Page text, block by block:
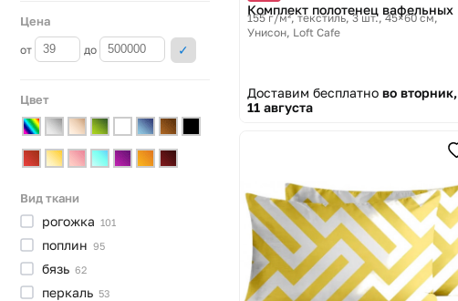
Цена
от до
Цвет
Вид ткани
рогожка 101
поплин 95
бязь 62
перкаль 53
Комплект полотенец вафельных
155 г/м², текстиль, 3 шт., 45×60 см
Унисон, Loft Cafe
Доставим бесплатно во вторник,
11 августа